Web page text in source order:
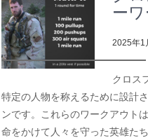
ー
2025年1
クロス
特定の人物を称えるために設計
ンです。これらのワークアウト
命をかけて人々を守った英雄た